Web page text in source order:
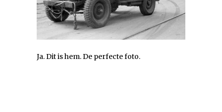
Ja. Dit is hem. De perfecte foto.